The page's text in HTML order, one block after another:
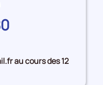
au cours des 12